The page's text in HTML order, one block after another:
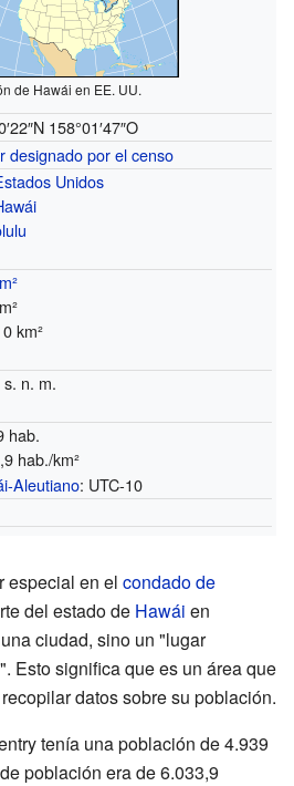
de Hawái en EE. UU.
158°01′47″O
designado por el censo
Unidos
km²
n. m.
hab.
hab./km²
Aleutiano: UTC-10
especial en el condado de
del estado de Hawái en
ciudad, sino un "lugar
Esto significa que es un área que
datos sobre su población.
tenía una población de 4.939
población era de 6.033,9